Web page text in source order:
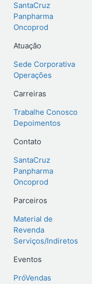
SantaCruz
Panpharma
Oncoprod
Atuação
Sede Corporativa
Operações
Carreiras
Trabalhe Conosco
Depoimentos
Contato
SantaCruz
Panpharma
Oncoprod
Parceiros
Material de
Revenda
Serviços/Indiretos
Eventos
PróVendas